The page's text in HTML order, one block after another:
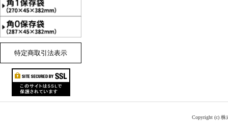
特定商取引法表示
Copyright (c)